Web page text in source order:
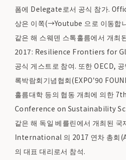
폼에 Delegate로서 공식 참가.
상은 이쪽(→Youtube 으로 이동합
같은 해 스웨덴 스톡홀름에서 개최
2017: Resilience Frontiers for
공식 게스트로 참여. 또한 OECD,
록박람회기념협회(EXPO'90
홀름대학 등의 협동 개최에 의한
Conference on Sustainability
같은 해 독일 베를린에서 개최된
International 의 2017 연차 총회
의 대표 대리로서 참석.